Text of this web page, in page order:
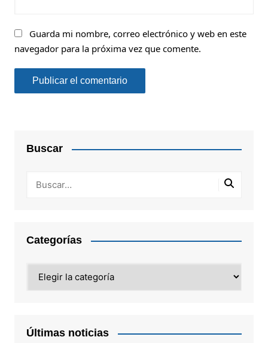
Guarda mi nombre, correo electrónico y web en este
navegador para la próxima vez que comente.
Buscar
Categorías
Últimas noticias